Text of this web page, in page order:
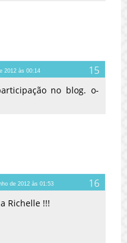
2012 às 00:14
no blog. o-
de 2012 às 01:53
Richelle !!!